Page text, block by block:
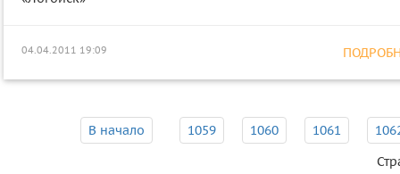
04.04.2011 19:09
В начало 1059 1060 1061